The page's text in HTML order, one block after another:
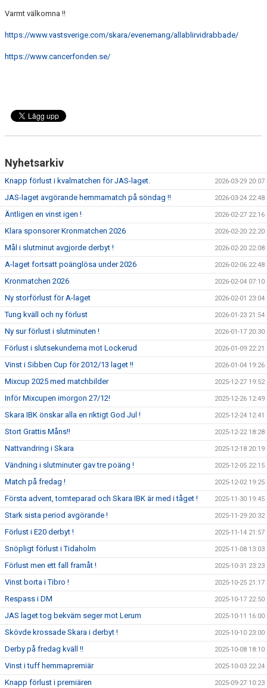
Varmt välkomna !!
https://www.vastsverige.com/skara/evenemang/allablirvidrabbade/
https://www.cancerfonden.se/
Nyhetsarkiv
Knapp förlust i kvalmatchen för JAS-laget. 2026-03-29 20:07
JAS-laget avgörande hemmamatch på söndag !! 2026-03-24 22:48
Äntligen en vinst igen ! 2026-02-27 22:16
Klara sponsorer Kronmatchen 2026 2026-02-20 22:20
Mål i slutminut avgjorde derbyt ! 2026-02-20 22:08
A-laget fortsatt poänglösa under 2026 2026-02-06 22:48
Kronmatchen 2026 2026-02-04 07:10
Ny storförlust för A-laget 2026-02-01 23:04
Tung kväll och ny förlust 2026-01-23 21:54
Ny sur förlust i slutminuten ! 2026-01-17 20:30
Förlust i slutsekunderna mot Lockerud 2026-01-09 22:21
Vinst i Sibben Cup för 2012/13 laget !! 2026-01-04 19:26
Mixcup 2025 med matchbilder 2025-12-27 19:52
Inför Mixcupen imorgon 27/12! 2025-12-26 12:49
Skara IBK önskar alla en riktigt God Jul ! 2025-12-24 12:41
Stort Grattis Måns!! 2025-12-22 18:28
Nattvandring i Skara 2025-12-18 20:19
Vändning i slutminuter gav tre poäng ! 2025-12-05 22:15
Match på fredag ! 2025-12-02 19:25
Första advent, tomteparad och Skara IBK är med i tåget ! 2025-11-30 19:45
Stark sista period avgörande ! 2025-11-29 20:32
Förlust i E20 derbyt ! 2025-11-14 21:57
Snöpligt förlust i Tidaholm 2025-11-08 13:03
Förlust men ett fall framåt ! 2025-10-31 23:23
Vinst borta i Tibro ! 2025-10-25 21:17
Respass i DM 2025-10-17 22:50
JAS laget tog bekväm seger mot Lerum 2025-10-11 16:00
Skövde krossade Skara i derbyt ! 2025-10-10 23:00
Derby på fredag kväll !! 2025-10-08 18:10
Vinst i tuff hemmapremiär 2025-10-03 22:24
Knapp förlust i premiären 2025-09-27 10:23